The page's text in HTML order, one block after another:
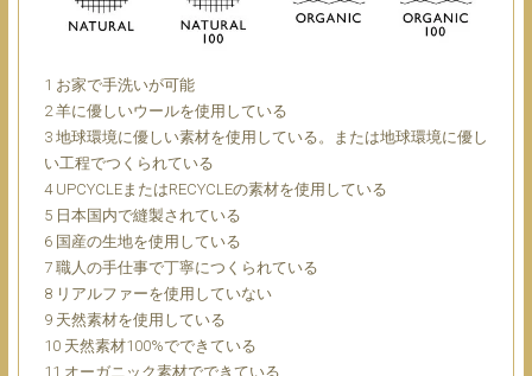
1 お家で手洗いが可能
2 羊に優しいウールを使用している
3 地球環境に優しい素材を使用している。または地球環境に優し
い工程でつくられている
4 UPCYCLEまたはRECYCLEの素材を使用している
5 日本国内で縫製されている
6 国産の生地を使用している
7 職人の手仕事で丁寧につくられている
8 リアルファーを使用していない
9 天然素材を使用している
10 天然素材100%でできている
11 オーガニック素材でできている